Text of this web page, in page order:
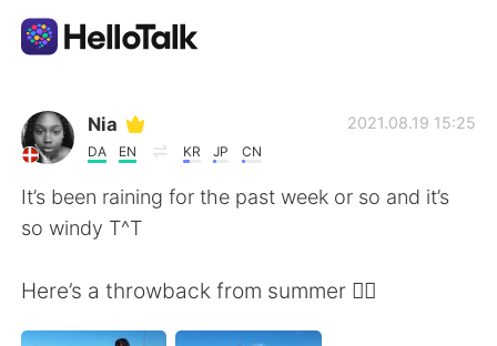
語学交換アプリ
AI Grammar Checker
日本語
English 简体中文
Nia
DA EN KR JP CN
2021.08.19 15:25
It’s been raining for the past week or so and it’s
so windy T^T
Here’s a throwback from summer 😮‍💨